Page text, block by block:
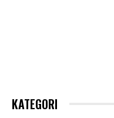
KATEGORI